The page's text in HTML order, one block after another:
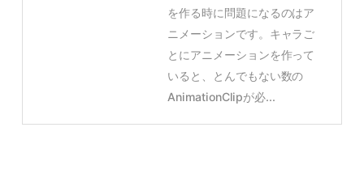
を作る時に問題になるのはア
ニメーションです。キャラご
とにアニメーションを作って
いると、とんでもない数の
AnimationClipが必...